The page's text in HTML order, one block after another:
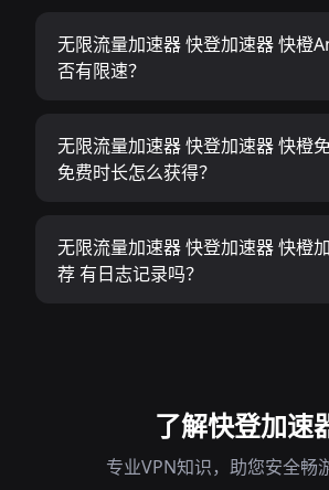
无限流量加速器 快登加速器 快橙
否有限速？
无限流量加速器 快登加速器 快橙
免费时长怎么获得？
无限流量加速器 快登加速器 快橙
荐 有日志记录吗？
了解快登加速
专业VPN知识，助您安全畅